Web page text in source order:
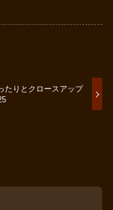
たりとクロースアップ